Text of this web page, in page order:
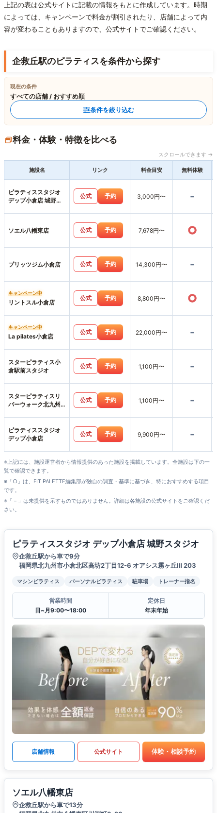
上記の表は公式サイトに記載の情報をもとに作成しています。時期
によっては、キャンペーンで料金が割引されたり、店舗によって内
容が変わることもありますので、公式サイトでご確認ください。
企救丘駅のピラティスを条件から探す
現在の条件
すべての店舗 / おすすめ順
条件を絞り込む
料金・体験・特徴を比べる
スクロールできます →
施設名 リンク 料金目安 無料体験
ピラティススタジオ
デップ小倉店 城野ス
公式 予約 3,000円〜 -
ソエル八幡東店 公式 予約 7,678円〜 ○
プリッツジム小倉店 公式 予約 14,300円〜 -
キャンペーン中
リントスル小倉店
公式 予約 8,800円〜 ○
キャンペーン中
La pilates小倉店
公式 予約 22,000円〜 -
スターピラティス小
倉駅前スタジオ
公式 予約 1,100円〜 -
スターピラティスリ
バーウォーク北九州
公式 予約 1,100円〜 -
ピラティススタジオ
デップ小倉店
公式 予約 9,900円〜 -
※上記には、施設運営者から情報提供のあった施設を掲載しています。全施設は下の一
覧で確認できます。
※「○」は、FIT PALETTE編集部が独自の調査・基準に基づき、特におすすめする項目
です。
※「－」は未提供を示すものではありません。詳細は各施設の公式サイトをご確認くだ
さい。
ピラティススタジオ デップ小倉店 城野スタジオ
企救丘駅から車で9分
福岡県北九州市小倉北区高坊2丁目12-6 オアシス霧ヶ丘Ⅲ 203
マシンピラティス パーソナルピラティス 駐車場 トレーナー指名
営業時間
日~月9:00〜18:00
定休日
年末年始
店舗情報 公式サイト 体験・相談予約
ソエル八幡東店
企救丘駅から車で13分